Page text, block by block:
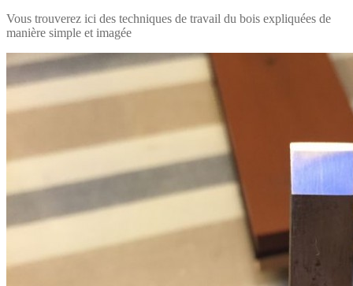
Vous trouverez ici des techniques de travail du bois expliquées de
manière simple et imagée